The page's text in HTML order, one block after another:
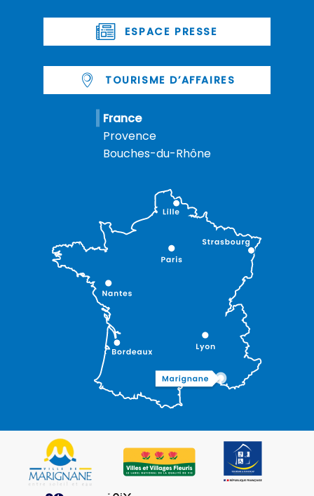
ESPACE PRESSE
TOURISME D’AFFAIRES
France
Provence
Bouches-du-Rhône